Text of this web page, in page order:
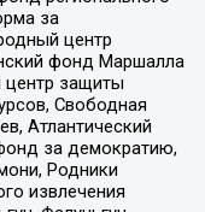
за
центр
фонд Маршалла
центр защиты
Свободная
Атлантический
за демократию,
Родники
извлечения